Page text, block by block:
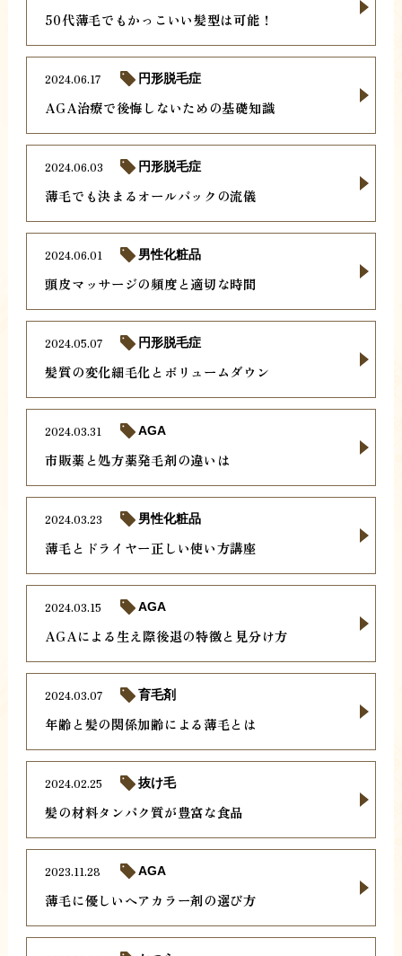
50代薄毛でもかっこいい髪型は可能！
AGA治療で後悔しないための基礎知識
2024.06.17 円形脱毛症
薄毛でも決まるオールバックの流儀
2024.06.03 円形脱毛症
頭皮マッサージの頻度と適切な時間
2024.06.01 男性化粧品
髪質の変化細毛化とボリュームダウン
2024.05.07 円形脱毛症
市販薬と処方薬発毛剤の違いは
2024.03.31 AGA
薄毛とドライヤー正しい使い方講座
2024.03.23 男性化粧品
AGAによる生え際後退の特徴と見分け方
2024.03.15 AGA
年齢と髪の関係加齢による薄毛とは
2024.03.07 育毛剤
髪の材料タンパク質が豊富な食品
2024.02.25 抜け毛
薄毛に優しいヘアカラー剤の選び方
2023.11.28 AGA